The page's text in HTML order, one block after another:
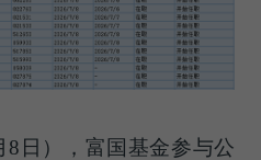
8日），富国基金参与公